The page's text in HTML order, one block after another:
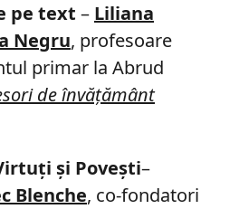
pe text – Liliana
Negru, profesoare
primar la Abrud
de învăţământ
și Povești–
Blenche, co-fondatori